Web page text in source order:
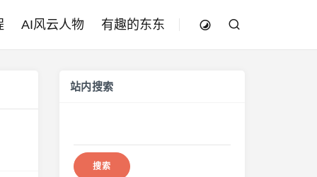
AI风云人物 有趣的东东
站内搜索